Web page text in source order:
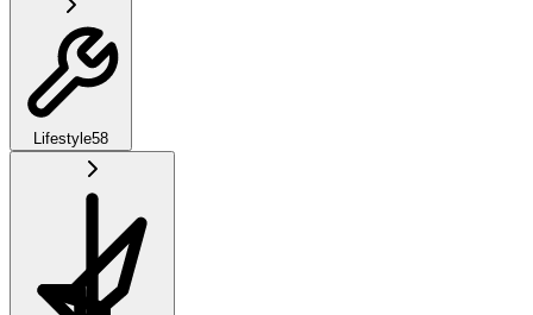
Lifestyle58